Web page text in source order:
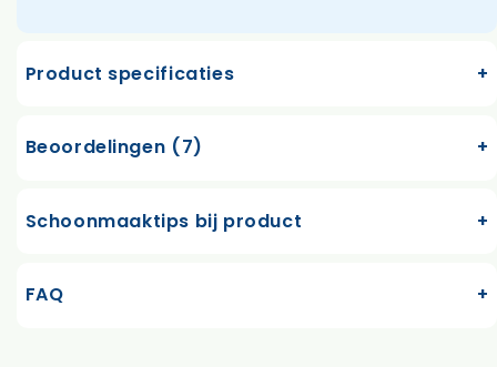
Product specificaties
Beoordelingen (7)
Schoonmaaktips bij product
FAQ